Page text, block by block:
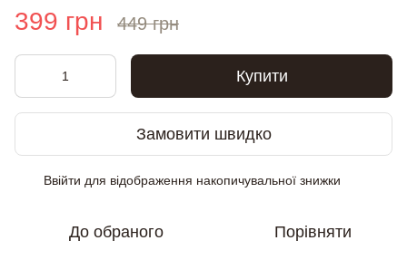
399 грн 449 грн
Купити
Замовити швидко
Ввійти для відображення накопичувальної знижки
До обраного Порівняти